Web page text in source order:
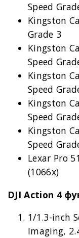
Speed
Kingston
Grade 3
Kingston
Speed
Kingston
Speed
Kingston
Speed
Kingston
Speed
Lexar Pro
(1066x)
DJI Action 4
1/1.3-inch
Imaging,